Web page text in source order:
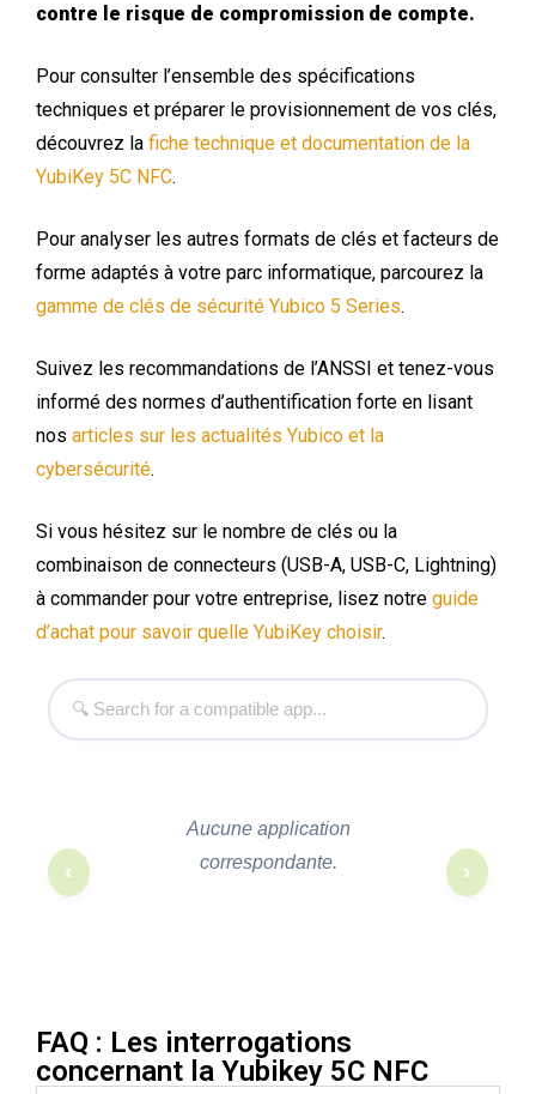
contre le risque de compromission de compte.
Pour consulter l’ensemble des spécifications
techniques et préparer le provisionnement de vos clés,
découvrez la fiche technique et documentation de la
YubiKey 5C NFC.
Pour analyser les autres formats de clés et facteurs de
forme adaptés à votre parc informatique, parcourez la
gamme de clés de sécurité Yubico 5 Series.
Suivez les recommandations de l’ANSSI et tenez-vous
informé des normes d’authentification forte en lisant
nos articles sur les actualités Yubico et la
cybersécurité.
Si vous hésitez sur le nombre de clés ou la
combinaison de connecteurs (USB-A, USB-C, Lightning)
à commander pour votre entreprise, lisez notre guide
d’achat pour savoir quelle YubiKey choisir.
‹
Aucune application
correspondante.
›
FAQ : Les interrogations
concernant la Yubikey 5C NFC